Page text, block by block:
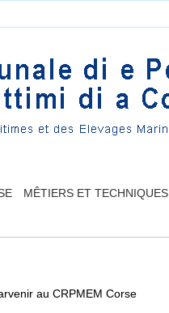
MÊTIERS ET TECHNIQUES
au CRPMEM Corse